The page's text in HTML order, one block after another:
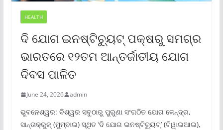
HEALTH
ଦି ଯୋଗ ଇନଷ୍ଟିଚ୍ୟୁଟ୍ ପକ୍ଷରୁ ସମଗ୍ର
ଭାରତରେ ୧୨ତମ ଆନ୍ତର୍ଜାତୀୟ ଯୋଗ
ଦିବସ ପାଳିତ
June 24, 2026 admin
ଭୁବନେଶ୍ୱର: ବିଶ୍ୱର ସବୁଠାରୁ ପୁରୁଣା ସଂଗଠିତ ଯୋଗ କେନ୍ଦ୍ର,
ସାନ୍ତାକ୍ରୁଜ୍ (ମୁମ୍ବାଇ) ସ୍ଥିତ ‘ଦି ଯୋଗ ଇନଷ୍ଟିଚ୍ୟୁଟ୍‌’ (ଟିୱାଇଆଇ),